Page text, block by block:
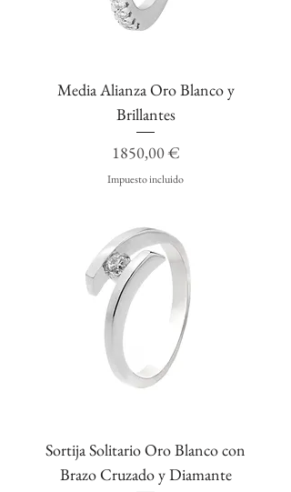
Media Alianza Oro Blanco y
Brillantes
Precio
1850,00 €
Impuesto incluido
Sortija Solitario Oro Blanco con
Brazo Cruzado y Diamante